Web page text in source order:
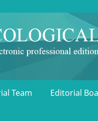
Team Editorial